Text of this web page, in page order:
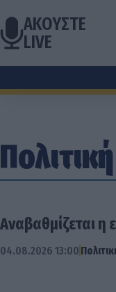
ΑΚΟΥΣΤΕ
LIVE
Πολιτική
Αναβαθμίζεται η
04.08.2026 13:00